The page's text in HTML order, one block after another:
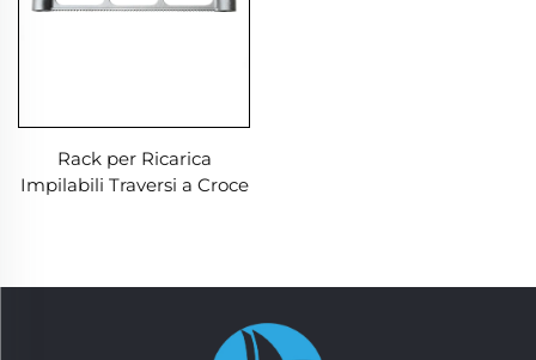
Rack per Ricarica
Impilabili Traversi a Croce